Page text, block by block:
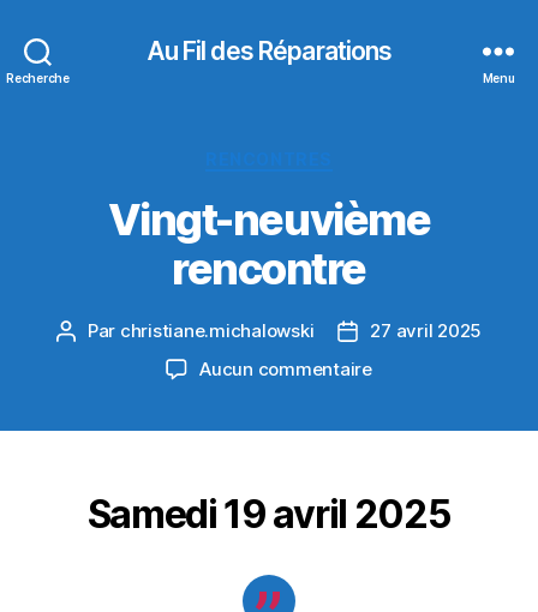
Recherche
Au Fil des Réparations
Menu
Vingt-neuvième
rencontre
Auteur
Par christiane.michalowski
Date
de
27 avril 2025
Aucun commentairesur
Samedi 19 avril 2025